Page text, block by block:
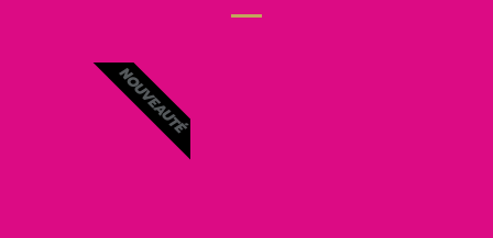
NOUVEAUTÉ